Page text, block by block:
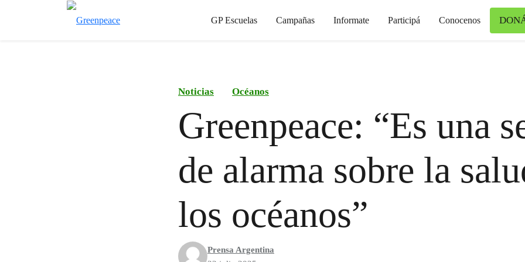
GP Escuelas Campañas Informate Participá Conocenos
Noticias Océanos
Greenpeace: “Es una
de alarma sobre la
los océanos”
Prensa Argentina